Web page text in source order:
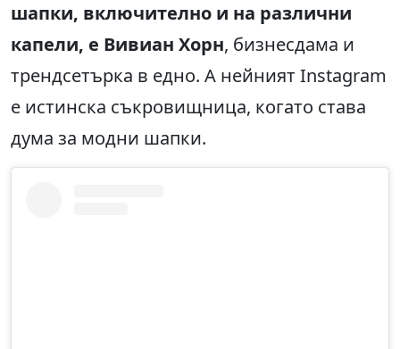
шапки, включително и на различни
капели, е Вивиан Хорн, бизнесдама и
трендсетърка в едно. А нейният Instagram
е истинска съкровищница, когато става
дума за модни шапки.